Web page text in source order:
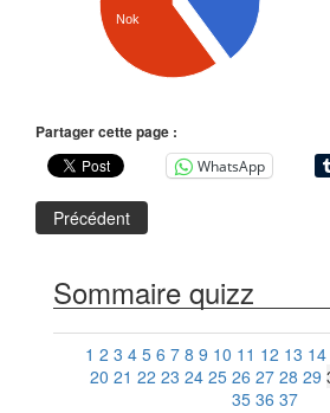
Nok
Partager cette page :
WhatsApp
Précédent
Sommaire quizz
1 2 3 4 5 6 7 8 9 10 11 12 13 14
20 21 22 23 24 25 26 27 28 29
35 36 37